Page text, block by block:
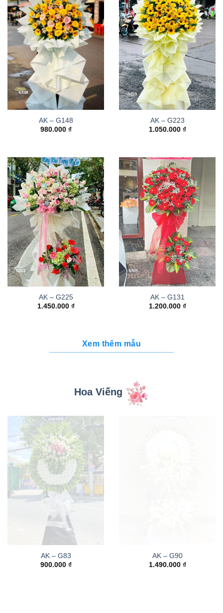
AK – G148
980.000 ₫
AK – G223
1.050.000 ₫
AK – G225
1.450.000 ₫
AK – G131
1.200.000 ₫
Xem thêm mẫu
Hoa Viếng
AK – G83
900.000 ₫
AK – G90
1.490.000 ₫